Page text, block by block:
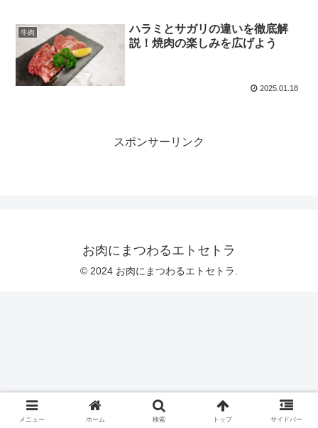
牛肉
ハラミとサガリの違いを徹底解
説！焼肉の楽しみを広げよう
2025.01.18
スポンサーリンク
お肉にまつわるエトセトラ
© 2024 お肉にまつわるエトセトラ.
メニュー ホーム 検索 トップ サイドバー